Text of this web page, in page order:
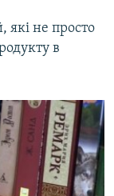
які не просто
в